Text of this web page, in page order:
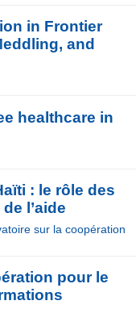
in Frontier
and
healthcare in
: le rôle des
l’aide
sur la coopération
pour le